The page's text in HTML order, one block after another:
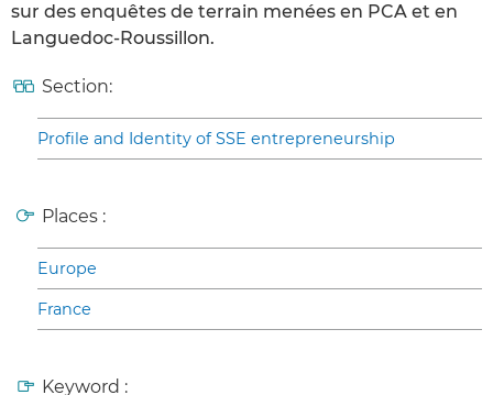
sur des enquêtes de terrain menées en PCA et en
Languedoc-Roussillon.
Section:
Profile and Identity of SSE entrepreneurship
Places :
Europe
France
Keyword :